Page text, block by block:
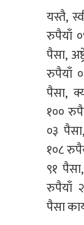
यस्तै,
रुपैयाँ
पैसा,
रुपैयाँ
पैसा,
१००
०३
१०८
९१
रुपैयाँ
पैसा